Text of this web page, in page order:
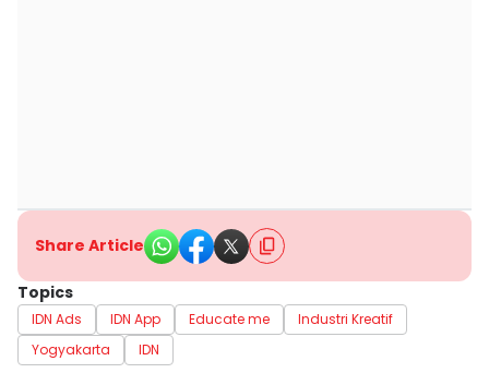
Share Article
Topics
IDN Ads IDN App Educate me
Industri Kreatif
Yogyakarta
IDN